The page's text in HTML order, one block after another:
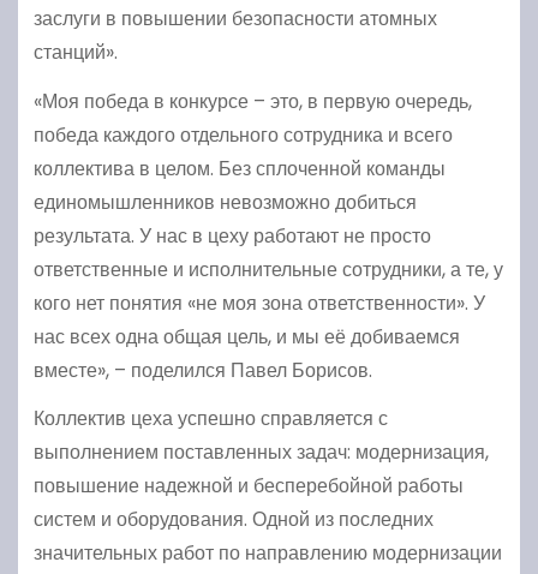
заслуги в повышении безопасности атомных
станций».
«Моя победа в конкурсе – это, в первую очередь,
победа каждого отдельного сотрудника и всего
коллектива в целом. Без сплоченной команды
единомышленников невозможно добиться
результата. У нас в цеху работают не просто
ответственные и исполнительные сотрудники, а те, у
кого нет понятия «не моя зона ответственности». У
нас всех одна общая цель, и мы её добиваемся
вместе», – поделился Павел Борисов.
Коллектив цеха успешно справляется с
выполнением поставленных задач: модернизация,
повышение надежной и бесперебойной работы
систем и оборудования. Одной из последних
значительных работ по направлению модернизации